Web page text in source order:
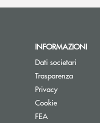
INFORMAZIONI
Dati societari
Trasparenza
Privacy
Cookie
FEA